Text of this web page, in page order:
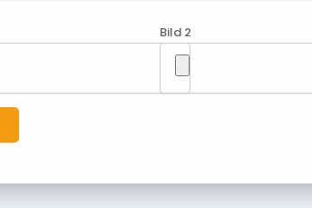
Bild 2